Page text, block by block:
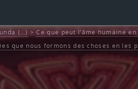
(…) >Ce que peut l’âme humaine
que nous formons des choses en les